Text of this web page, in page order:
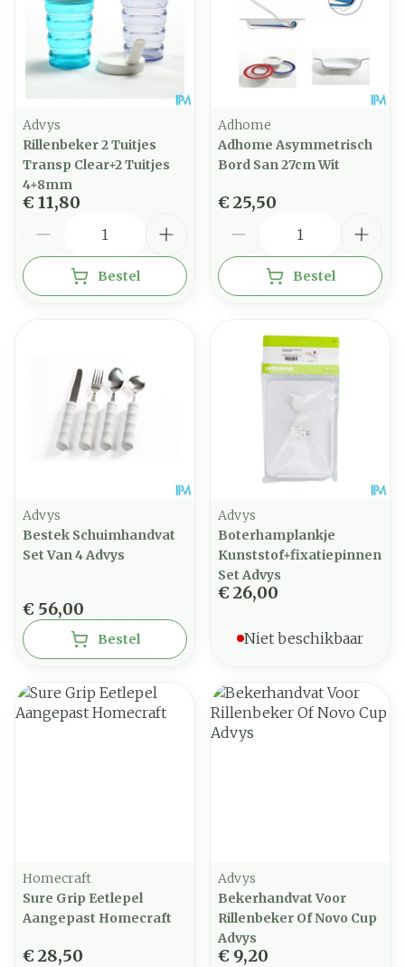
Advys
Rillenbeker 2 Tuitjes
Transp Clear+2 Tuitjes
4+8mm
€ 11,80
Bestel
Adhome
Adhome Asymmetrisch
Bord San 27cm Wit
€ 25,50
Bestel
Advys
Bestek Schuimhandvat
Set Van 4 Advys
€ 56,00
Bestel
Advys
Boterhamplankje
Kunststof+fixatiepinnen
Set Advys
€ 26,00
Niet beschikbaar
Homecraft
Sure Grip Eetlepel
Aangepast Homecraft
€ 28,50
Advys
Bekerhandvat Voor
Rillenbeker Of Novo Cup
Advys
€ 9,20